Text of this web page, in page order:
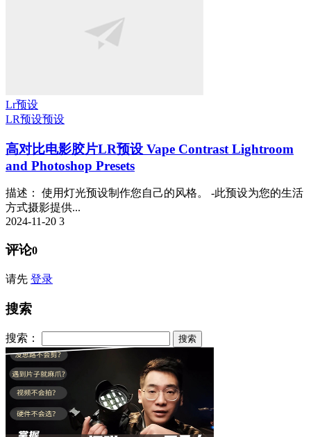
Lr预设
LR预设预设
高对比电影胶片LR预设 Vape Contrast Lightroom
and Photoshop Presets
描述： 使用灯光预设制作您自己的风格。 -此预设为您的生活
方式摄影提供...
2024-11-20 3
评论0
请先 登录
搜索
搜索：